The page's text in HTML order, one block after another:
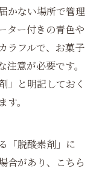
かない場所で管理
ター付きの青色や
ラフルで、お菓子
意が必要です。
」と明記しておく
。
「脱酸素剤」に
合があり、こちら